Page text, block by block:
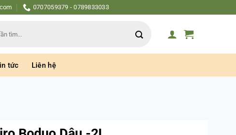
0707059379 - 0789833033
tức Liên hệ